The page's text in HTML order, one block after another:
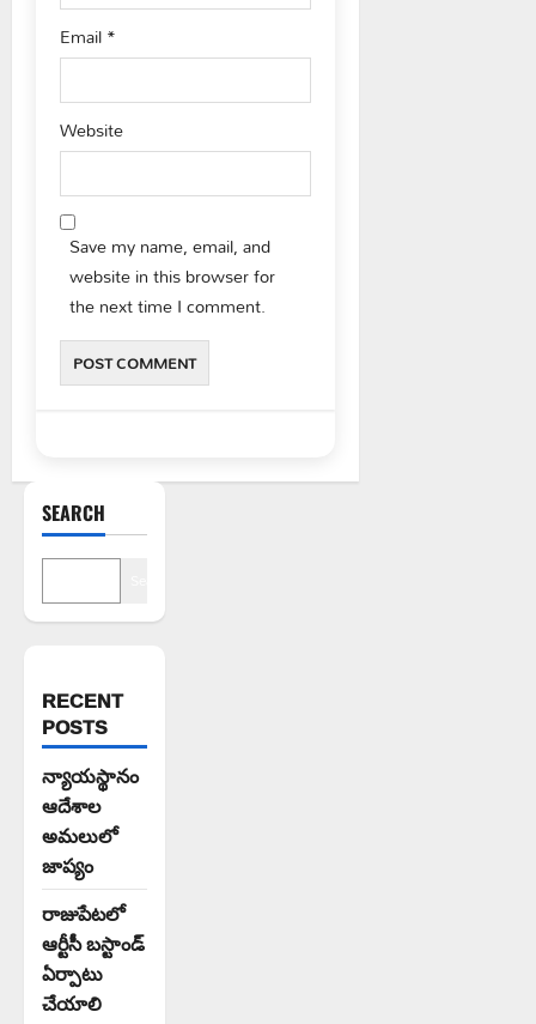
Email*
Website
Save my name, email, and
website in this browser for
the next time I comment.
SEARCH
RECENT
POSTS
న్యాయస్థానం
ఆదేశాల
అమలులో
జాప్యం
రాజుపేటలో
ఆర్టీసీ బస్టాండ్
ఏర్పాటు
చేయాలి